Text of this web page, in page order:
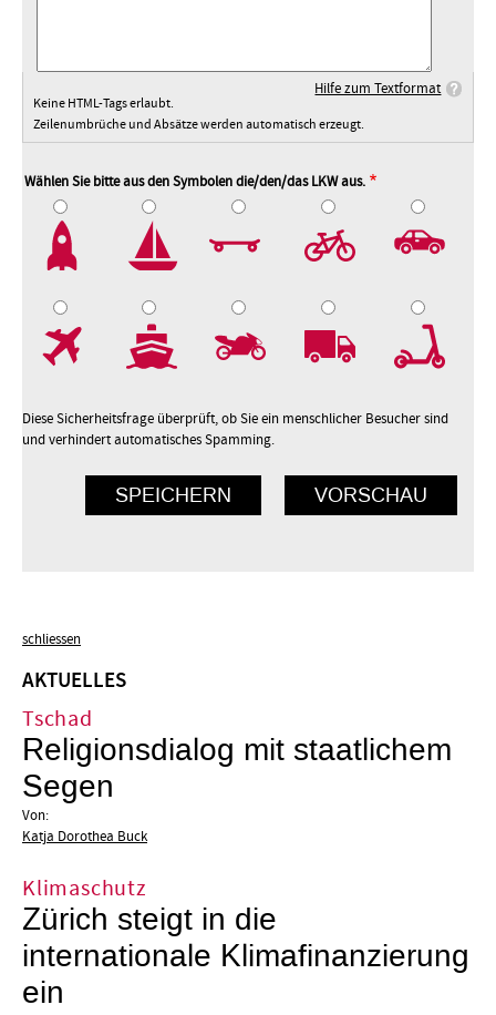
Hilfe zum Textformat
Keine HTML-Tags erlaubt.
Zeilenumbrüche und Absätze werden automatisch erzeugt.
Wählen Sie bitte aus den Symbolen die/den/das LKW aus.
Diese Sicherheitsfrage überprüft, ob Sie ein menschlicher Besucher sind
und verhindert automatisches Spamming.
schliessen
AKTUELLES
Tschad
Religionsdialog mit staatlichem
Segen
Von:
Katja Dorothea Buck
Klimaschutz
Zürich steigt in die
internationale Klimafinanzierung
ein